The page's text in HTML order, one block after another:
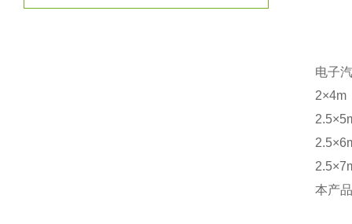
电子
本产